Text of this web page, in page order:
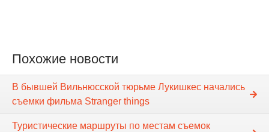
Похожие новости
В бывшей Вильнюсской тюрьме Лукишкес начались
съемки фильма Stranger things
Туристические маршруты по местам съемок